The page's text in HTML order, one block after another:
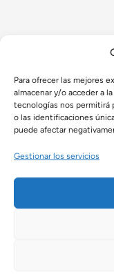
Para ofrecer las mejores
almacenar y/o acceder a
tecnologías nos permitirá
o las identificaciones
puede afectar
Gestionar los servicios